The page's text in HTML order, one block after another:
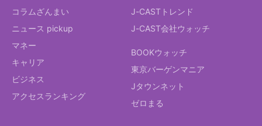
コラムざんまい
ニュース pickup
マネー
キャリア
ビジネス
アクセスランキング
J-CASTトレンド
J-CAST会社ウォッチ
BOOKウォッチ
東京バーゲンマニア
Jタウンネット
ゼロまる